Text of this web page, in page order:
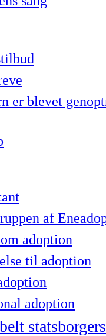
er blevet
af
adoption
til adoption
adoption